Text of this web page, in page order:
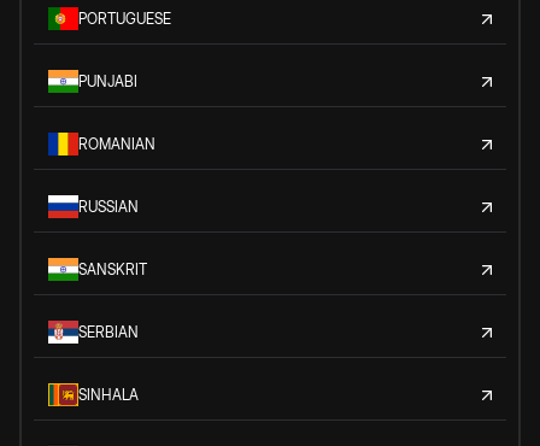
PORTUGUESE
PUNJABI
ROMANIAN
RUSSIAN
SANSKRIT
SERBIAN
SINHALA